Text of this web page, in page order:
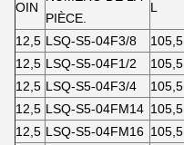
OIN
PIÈCE.
L
12,5 LSQ-S5-04F3/8 105,5
12,5 LSQ-S5-04F1/2 105,5
12,5 LSQ-S5-04F3/4 105,5
12,5 LSQ-S5-04FM14 105,5
12,5 LSQ-S5-04FM16 105,5